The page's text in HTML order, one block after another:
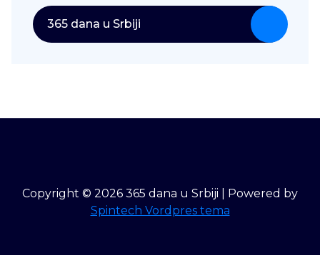
365 dana u Srbiji
Copyright © 2026 365 dana u Srbiji | Powered by
Spintech Vordpres tema